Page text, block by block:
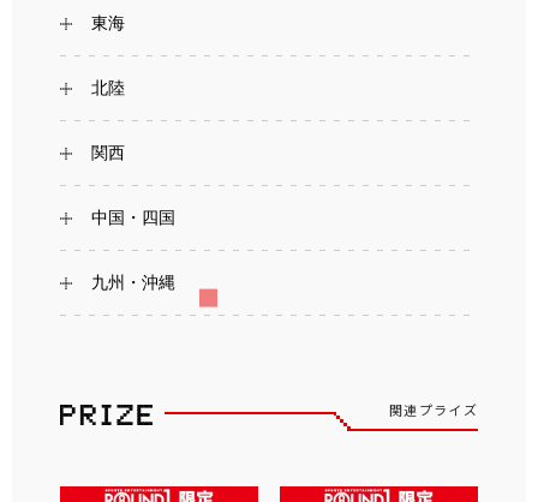
東海
北陸
関西
中国・四国
九州・沖縄
関連プライズ